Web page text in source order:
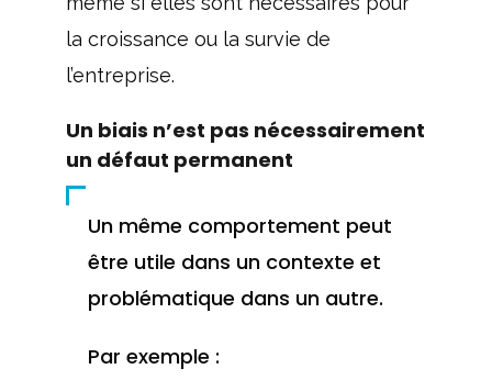
la croissance ou la survie de
l’entreprise.
Un biais n’est pas nécessairement
un défaut permanent
Un même comportement peut
être utile dans un contexte et
problématique dans un autre.
Par exemple :